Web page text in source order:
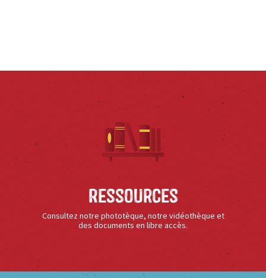
Ressources
Consultez notre phototèque, notre vidéothèque et
des documents en libre accès.